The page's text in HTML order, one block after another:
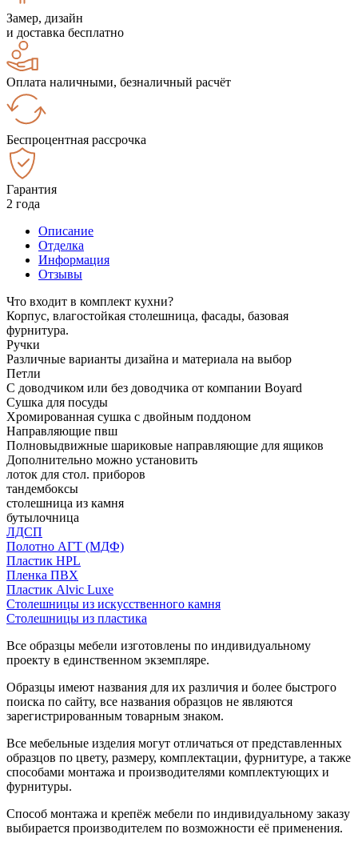
Замер, дизайн
и доставка бесплатно
Оплата наличными, безналичный расчёт
Беспроцентная рассрочка
Гарантия
2 года
Описание
Отделка
Информация
Отзывы
Что входит в комплект кухни?
Корпус, влагостойкая столешница, фасады, базовая
фурнитура.
Ручки
Различные варианты дизайна и материала на выбор
Петли
С доводчиком или без доводчика от компании Boyard
Сушка для посуды
Хромированная сушка с двойным поддоном
Направляющие пвш
Полновыдвижные шариковые направляющие для ящиков
Дополнительно можно установить
лоток для стол. приборов
тандембоксы
столешница из камня
бутылочница
ЛДСП
Полотно АГТ (МДФ)
Пластик HPL
Пленка ПВХ
Пластик Alvic Luxe
Столешницы из искусственного камня
Столешницы из пластика
Все образцы мебели изготовлены по индивидуальному
проекту в единственном экземпляре.
Образцы имеют названия для их различия и более быстрого
поиска по сайту, все названия образцов не являются
зарегистрированным товарным знаком.
Все мебельные изделия могут отличаться от представленных
образцов по цвету, размеру, комплектации, фурнитуре, а также
способами монтажа и производителями комплектующих и
фурнитуры.
Способ монтажа и крепёж мебели по индивидуальному заказу
выбирается производителем по возможности её применения.